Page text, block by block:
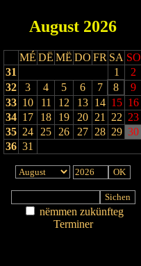
August 2026
MÉ DË MË DO FR SA SO
31
1
2
32
3 4 5 6 7 8
9
33 10 11 12 13 14 15 16
34 17 18 19 20 21 22 23
35 24 25 26 27 28 29 30
36 31
nëmmen zukünfteg
Terminer